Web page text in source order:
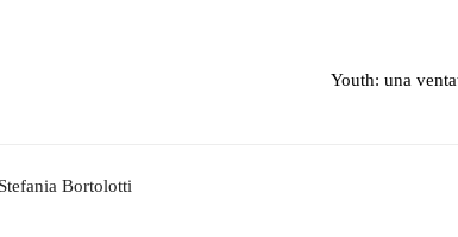
Youth: una
Stefania Bortolotti